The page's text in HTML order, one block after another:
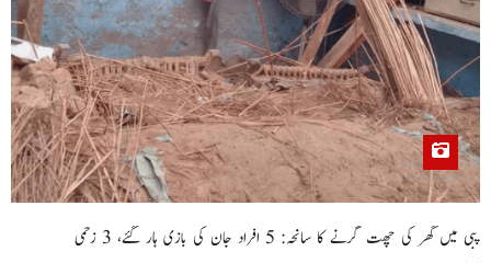
پبی میں گھر کی چھت گرنے کا سانحہ: 5 افراد جان کی بازی ہار گئے، 3 زخمی